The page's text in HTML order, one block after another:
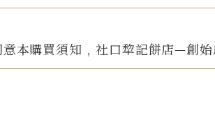
意本購買須知﹐社口犂記餅店—創